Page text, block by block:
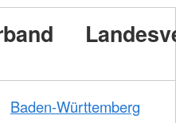
Baden-Württemberg